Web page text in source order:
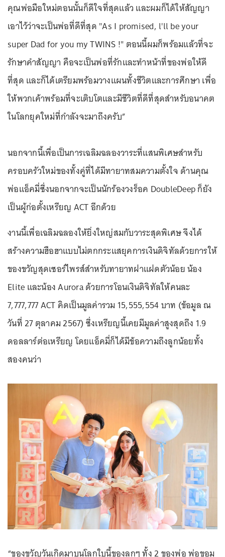
คุณพ่อมือใหม่ตอนนั้นก็ดีใจที่สุดแล้ว และผมก็ได้ให้สัญญา
เอาไว้ว่าจะเป็นพ่อที่ดีที่สุด "As I promised, l'll be your
super Dad for you my TWINS !" ตอนนี้ผมก็พร้อมแล้วที่จะ
รักษาคำสัญญา คือจะเป็นพ่อที่รักและทำหน้าที่ของพ่อให้ดี
ที่สุด และก็ได้เตรียมพร้อมวางแผนทั้งชีวิตและการศึกษา เพื่อ
ให้พวกเค้าพร้อมที่จะเติบโตและมีชีวิตที่ดีที่สุดสำหรับอนาคต
ในโลกยุคใหม่ที่กำลังจะมาถึงครับ”
นอกจากนี้เพื่อเป็นการเฉลิมฉลองวาระที่แสนพิเศษสำหรับ
ครอบครัวใหม่ของทั้งคู่ที่ได้มีทายาทสมความตั้งใจ ด้านคุณ
พ่อแอ็คมี่ซึ่งนอกจากจะเป็นนักร้องวงร็อค DoubleDeep ก็ยัง
เป็นผู้ก่อตั้งเหรียญ ACT อีกด้วย
งานนี้เพื่อเฉลิมฉลองให้ยิ่งใหญ่สมกับวาระสุดพิเศษ จึงได้
สร้างความฮือฮาแบบไม่ตกกระแสยุคการเงินดิจิทัลด้วยการให้
ของขวัญสุดเซอร์ไพรส์สำหรับทายาทฝาแฝดตัวน้อย น้อง
Elite และน้อง Aurora ด้วยการโอนเงินดิจิทัลให้คนละ
7,777,777 ACT คิดเป็นมูลค่ารวม 15,555,554 บาท (ข้อมูล ณ
วันที่ 27 ตุลาคม 2567) ซึ่งเหรียญนี้เคยมีมูลค่าสูงสุดถึง 1.9
ดอลลาร์ต่อเหรียญ โดยแอ็คมี่ก็ได้มีข้อความถึงลูกน้อยทั้ง
สองคนว่า
“ของขวัญวันเกิดมาบนโลกใบนี้ของลูกๆ ทั้ง 2 ของพ่อ พ่อขอม